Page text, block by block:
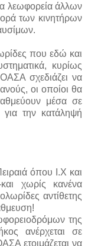
λεωφορεία άλλων
των κινητήρων
που εδώ και
κυρίως
σχεδιάζει να
οι οποίοι θα
μέσα σε
για την κατάληψή
όπου Ι.Χ και
χωρίς κανένα
αντίθετης
της
ανέρχεται σε
ετοιμάζεται να